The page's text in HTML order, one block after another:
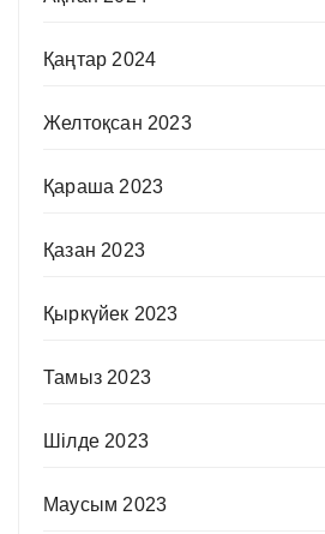
Қаңтар 2024
Желтоқсан 2023
Қараша 2023
Қазан 2023
Қыркүйек 2023
Тамыз 2023
Шілде 2023
Маусым 2023